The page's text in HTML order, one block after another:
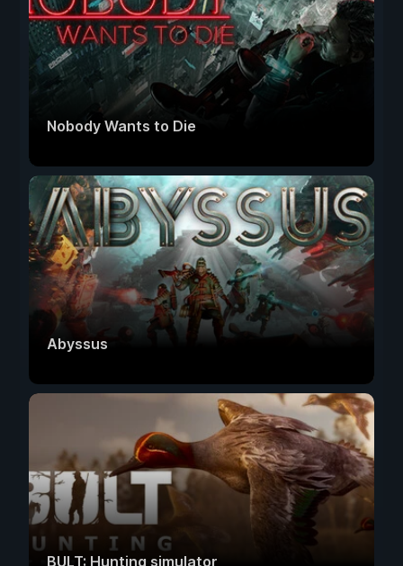
Nobody Wants to Die
Abyssus
BULT: Hunting simulator